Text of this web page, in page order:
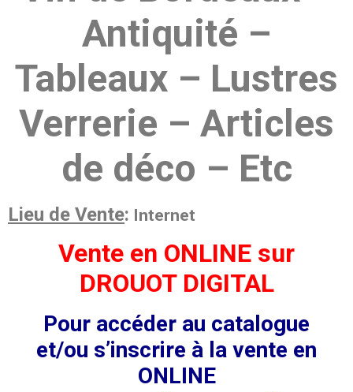
Antiquité –
Tableaux – Lustres
Verrerie – Articles
de déco – Etc
Lieu de Vente: Internet
Vente en ONLINE sur
DROUOT DIGITAL
Pour accéder au catalogue
et/ou s’inscrire à la vente en
ONLINE